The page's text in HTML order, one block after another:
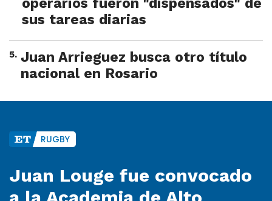
operarios fueron "dispensados" de
sus tareas diarias
5. Juan Arrieguez busca otro título
nacional en Rosario
RUGBY
Juan Louge fue convocado